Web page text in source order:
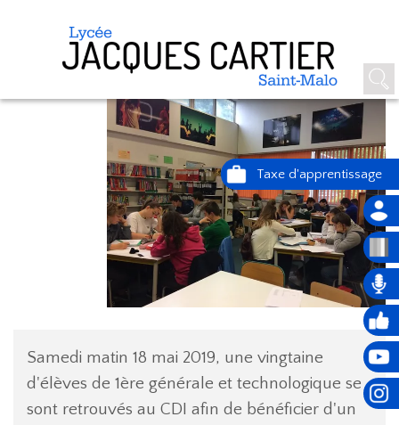
UN SAMEDI MATIN STUDIEUX
Samedi matin 18 mai 2019, une vingtaine
d'élèves de 1ère générale et technologique se
sont retrouvés au CDI afin de bénéficier d'un